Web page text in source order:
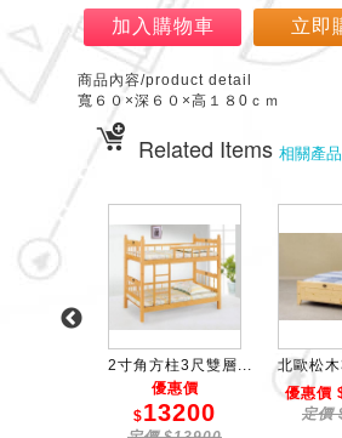
加入購物車
立即
商品內容/product detail
寬６０×深６０×高１８0ｃｍ
Related Items 相關產品
2寸角方柱3尺雙層...
優惠價
$13200
北歐松
優惠價
定價